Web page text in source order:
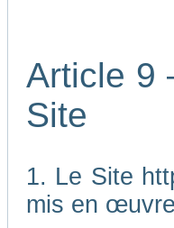
Article 9
Site
1. Le Site
mis en